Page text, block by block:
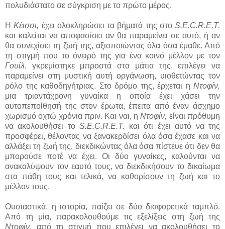
πολυδιάστατο σε σύγκριση με το πρώτο μέρος.
ΗΚέισσι, έχει ολοκληρώσει τα βήματά της στο S.E.C.R.E.T.
και καλείται να αποφασίσει αν θα παραμείνει σε αυτό, ή αν
θα συνεχίσει τη ζωή της, αξιοποιώντας όλα όσα έμαθε. Από
τη στιγμή που το όνειρό της για ένα κοινό μέλλον με τον
Γουίλ, γκρεμίστηκε μπροστά στα μάτια της, επιλέγει να
παραμείνει στη μυστική αυτή οργάνωση, υιοθετώντας τον
ρόλο της καθοδηγήτριας. Στο δρόμο της, έρχεται η Ντοφίν,
μια τριαντάχρονη γυναίκα η οποία έχει χάσει την
αυτοπεποίθησή της στον έρωτα, έπειτα από έναν άσχημο
χωρισμό οχτώ χρόνια πριν. Και ναι, ηΝτοφίν, είναι πρόθυμη
να ακολουθήσει τοS.E.C.R.E.T. και ότι έχει αυτό να της
προσφέρει, θέλοντας να ξανακερδίσει όλα όσα έχασε και να
αλλάξει τη ζωή της, διεκδικώντας όλα όσα πίστευε ότι δεν θα
μπορούσε ποτέ να έχει. Οι δύο γυναίκες, καλούνται να
ανακαλύψουν τον εαυτό τους, να διεκδικήσουν το δικαίωμα
στα πάθη τους και τελικά, να καθορίσουν τη ζωή και το
μέλλον τους.
Ουσιαστικά, η ιστορία, παίζει σε δύο διαφορετικά ταμπλό.
Από τη μία, παρακολουθούμε τις εξελίξεις στη ζωή της
Ντοφίν, από τη στιγμή που επιλέγει να ακολουθήσει το